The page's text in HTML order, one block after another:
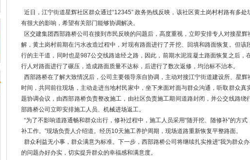
近日，江宁街道星辉社区群众通过“12345” 政务热线反映，该社区黄土岗村村路有多
有很大的影响，希望有关部门能够协调解决。
区交建集团西部路桥公司在接到市民反映的问题后，高度重视，立即安排专人对接星辉
解，黄土岗村前期在污水改造过程中，对现有路面进行了开挖、回填和路面恢复。但该
行的主干道，同时也是987公交线路途经之路，因此，前期水泥混凝土路面恢复之后，
行人对路面进行了碾压，造成路面质量不达标，后进行了数次返修，均治标不治本。
西部路桥在了解大致情况后，公司主要领导亲自协调，主动对接江宁街道建设所、星
时间，共同前往现场，主动走进当地村民家中，坐下来面对面与群众沟通，听取群众真
题协调会议，由西部路桥负责整改施工，由社区负责施工期间道路封闭，并公交线路绕
部路桥公司立即安排施工人员、机械进场返工。
“为了不影响道路通畅和群众出行，修补过程中，施工人员采用“随开挖、随修补”的方
补工作。”现场负责人介绍道。经历10天施工养护周期，现场道路重新恢复平整路面。
群众利益无小事，群众满意为标准。下一步，西部路桥公司将继续扎实推进“我为群众
的问题办好办实，切实提升群众的幸福感和满意度。